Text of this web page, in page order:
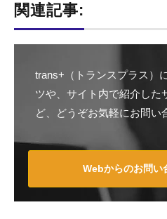
関連記事:
trans+（トランスプラス）
ツや、サイト内で紹介した
ど、どうぞお気軽にお問い
Webからのお問い